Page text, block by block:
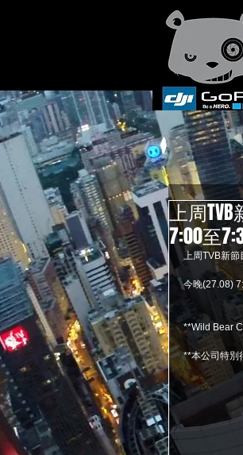
上周
7:00至
上周TVB新節
今晚(27.08)
**Wild Bear
**本公司特別